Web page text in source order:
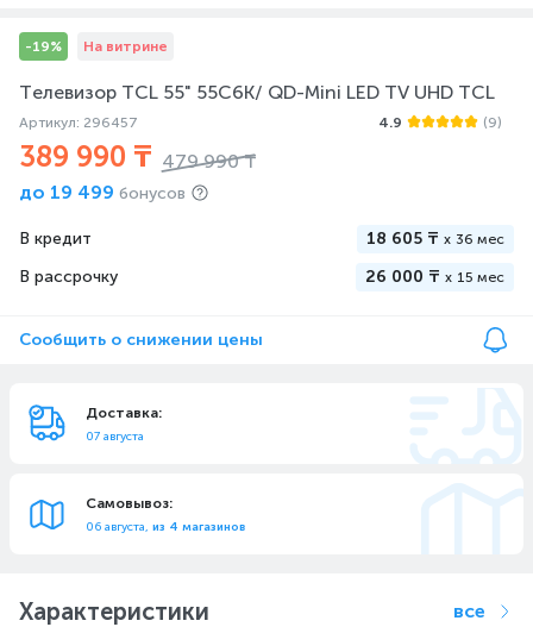
-19% На витрине
Телевизор TCL 55" 55C6K/ QD-Mini LED TV UHD TCL
Артикул: 296457 4.9 (9)
389 990 ₸ 479 990 ₸
до 19 499 бонусов
В кредит 18 605 ₸ x 36 мес
В рассрочку 26 000 ₸ x 15 мес
Сообщить о снижении цены
Доставка:
07 августа
Самовывоз:
06 августа, из 4 магазинов
Характеристики все